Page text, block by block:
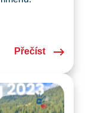
Přečíst